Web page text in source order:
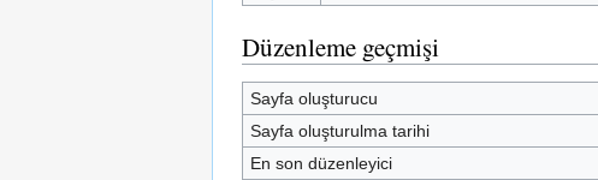
Düzenleme geçmişi
Sayfa oluşturucu
Sayfa oluşturulma tarihi
En son düzenleyici